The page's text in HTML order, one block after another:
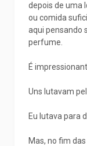
depois de uma
ou comida
aqui pensando
perfume.
É
Uns lutavam
Eu lutava para
Mas, no fim